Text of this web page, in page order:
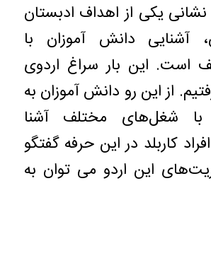
یکی از اهداف ادبستان
آشنایی دانش آموزان با
است. این بار سراغ اردوی
از این رو دانش آموزان به
با شغل‌های مختلف آشنا
کاربلد در این حرفه گفتگو
این اردو می توان به